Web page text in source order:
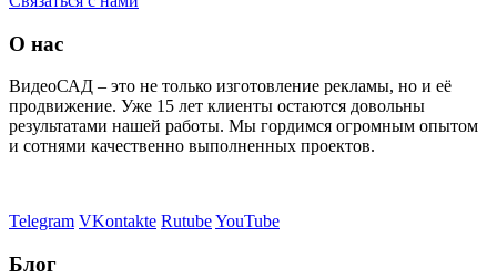
О нас
ВидеоСАД – это не только изготовление рекламы, но и её
продвижение. Уже 15 лет клиенты остаются довольны
результатами нашей работы. Мы гордимся огромным опытом
и сотнями качественно выполненных проектов.
Telegram VKontakte RutubeYouTube
Блог